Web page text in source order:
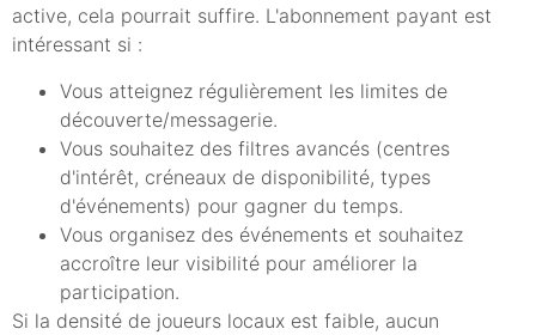
active, cela pourrait suffire. L'abonnement payant est
intéressant si :
Vous atteignez régulièrement les limites de
découverte/messagerie.
Vous souhaitez des filtres avancés (centres
d'intérêt, créneaux de disponibilité, types
d'événements) pour gagner du temps.
Vous organisez des événements et souhaitez
accroître leur visibilité pour améliorer la
participation.
Si la densité de joueurs locaux est faible, aucun